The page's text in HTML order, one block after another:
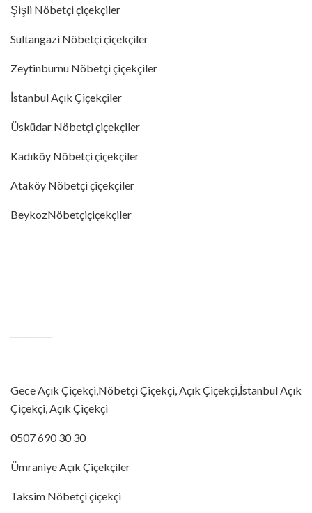
Şişli Nöbetçi çiçekçiler
Sultangazi Nöbetçi çiçekçiler
Zeytinburnu Nöbetçi çiçekçiler
İstanbul Açık Çiçekçiler
Üsküdar Nöbetçi çiçekçiler
Kadıköy Nöbetçi çiçekçiler
Ataköy Nöbetçi çiçekçiler
BeykozNöbetçiçiçekçiler
Gece Açık Çiçekçi,Nöbetçi Çiçekçi, Açık Çiçekçi,İstanbul Açık
Çiçekçi, Açık Çiçekçi
0507 690 30 30
Ümraniye Açık Çiçekçiler
Taksim Nöbetçi çiçekçi